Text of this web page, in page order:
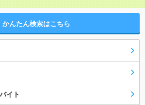
かんたん検索はこちら
イト